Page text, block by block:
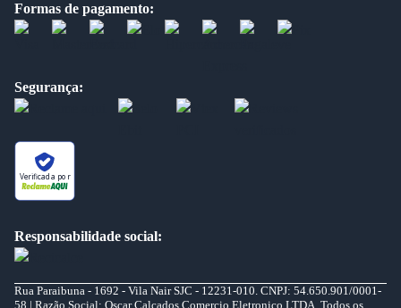
Formas de pagamento:
Segurança:
Verificada por
Responsabilidade social:
Rua Paraibuna - 1692 - Vila Nair SJC - 12231-010. CNPJ: 54.650.901/0001-
58 | Razão Social: Oscar Calcados Comercio Eletronico LTDA. Todos os